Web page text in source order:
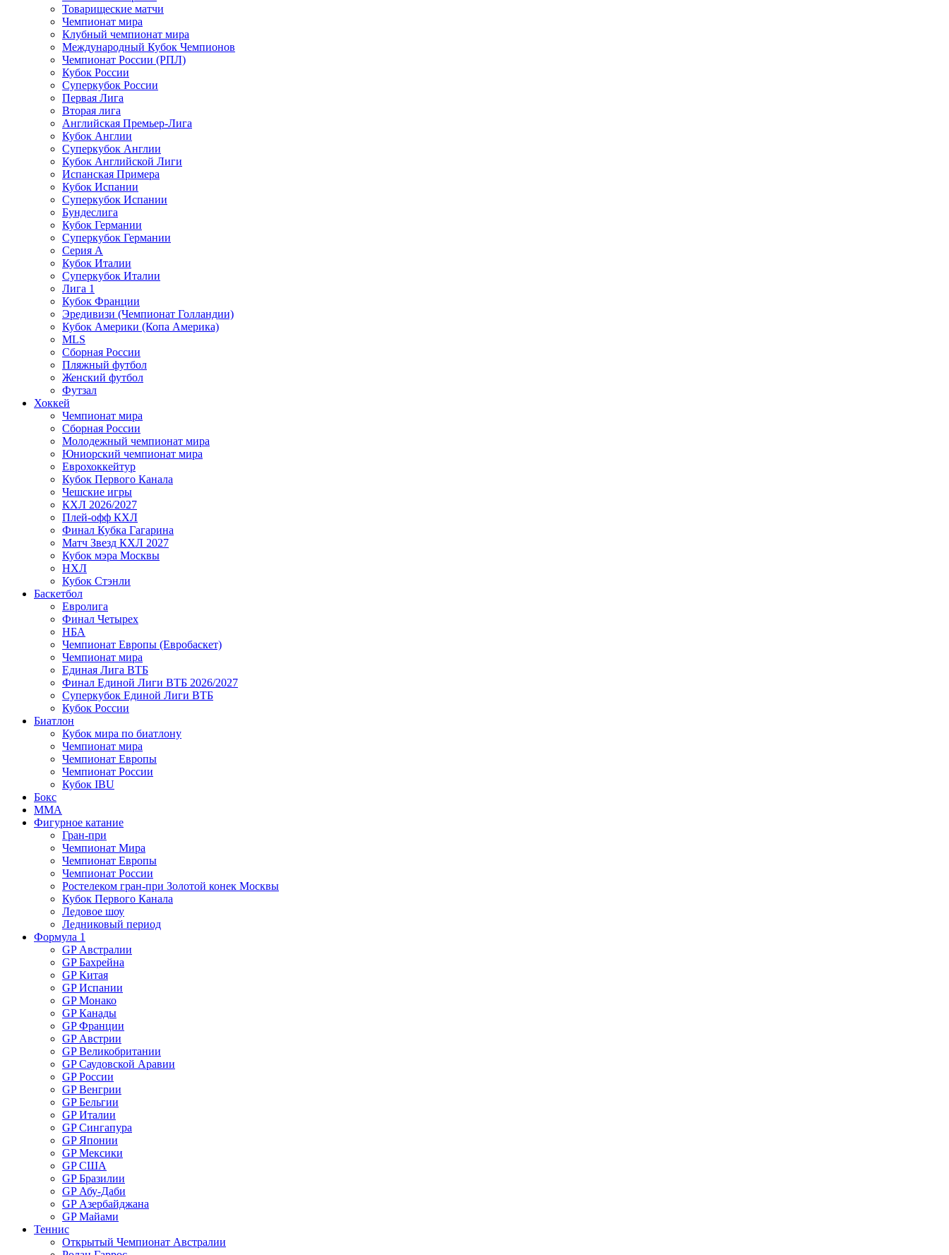
Товарищеские матчи
Чемпионат мира
Клубный чемпионат мира
Международный Кубок Чемпионов
Чемпионат России (РПЛ)
Кубок России
Суперкубок России
Первая Лига
Вторая лига
Английская Премьер-Лига
Кубок Англии
Суперкубок Англии
Кубок Английской Лиги
Испанская Примера
Кубок Испании
Суперкубок Испании
Бундеслига
Кубок Германии
Суперкубок Германии
Серия А
Кубок Италии
Суперкубок Италии
Лига 1
Кубок Франции
Эредивизи (Чемпионат Голландии)
Кубок Америки (Копа Америка)
MLS
Сборная России
Пляжный футбол
Женский футбол
Футзал
Хоккей
Чемпионат мира
Сборная России
Молодежный чемпионат мира
Юниорский чемпионат мира
Еврохоккейтур
Кубок Первого Канала
Чешские игры
КХЛ 2026/2027
Плей-офф КХЛ
Финал Кубка Гагарина
Матч Звезд КХЛ 2027
Кубок мэра Москвы
НХЛ
Кубок Стэнли
Баскетбол
Евролига
Финал Четырех
НБА
Чемпионат Европы (Евробаскет)
Чемпионат мира
Единая Лига ВТБ
Финал Единой Лиги ВТБ 2026/2027
Суперкубок Единой Лиги ВТБ
Кубок России
Биатлон
Кубок мира по биатлону
Чемпионат мира
Чемпионат Европы
Чемпионат России
Кубок IBU
Бокс
MMA
Фигурное катание
Гран-при
Чемпионат Мира
Чемпионат Европы
Чемпионат России
Ростелеком гран-при Золотой конек Москвы
Кубок Первого Канала
Ледовое шоу
Ледниковый период
Формула 1
GP Австралии
GP Бахрейна
GP Китая
GP Испании
GP Монако
GP Канады
GP Франции
GP Австрии
GP Великобритании
GP Саудовской Аравии
GP России
GP Венгрии
GP Бельгии
GP Италии
GP Сингапура
GP Японии
GP Мексики
GP США
GP Бразилии
GP Абу-Даби
GP Азербайджана
GP Майами
Теннис
Открытый Чемпионат Австралии